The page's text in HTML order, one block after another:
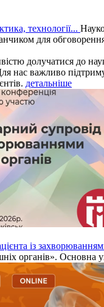
технології...
для
долучатися до
нас важливо
детальніше
із
органів». Основна